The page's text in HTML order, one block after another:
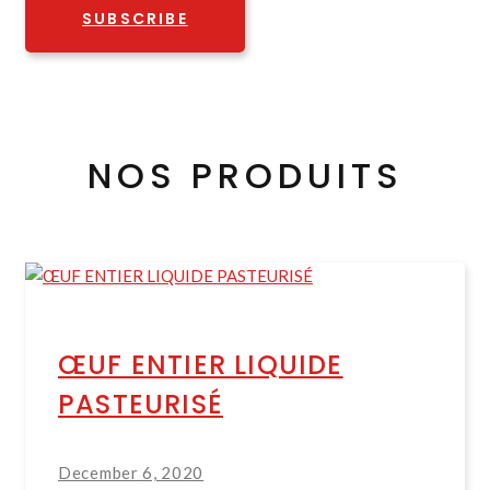
SUBSCRIBE
NOS PRODUITS
ŒUF ENTIER LIQUIDE
PASTEURISÉ
December 6, 2020